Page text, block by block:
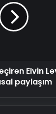
Elvin
paylaşım